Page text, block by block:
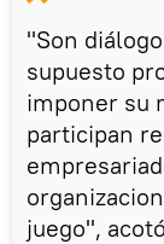
"Son
supuesto
imponer su
participan
juego",